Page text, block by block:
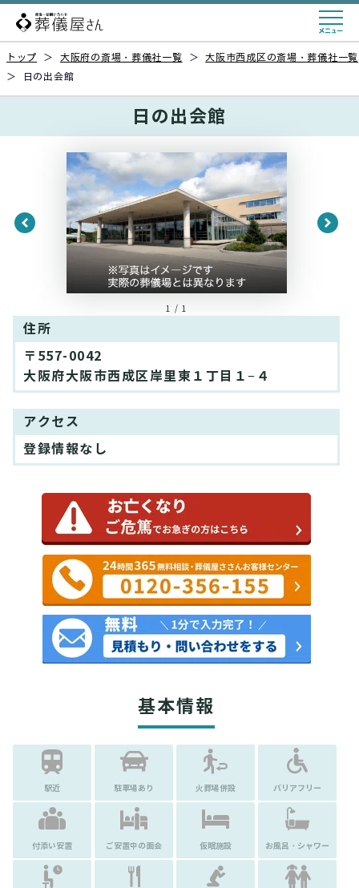
トップ ＞ 大阪府の斎場・葬儀社一覧 ＞
大阪市西成区の斎場・葬儀社一覧
＞
日の出会館
日の出会館
1 / 1
住所
〒557-0042
大阪府大阪市西成区岸里東１丁目１−４
アクセス
登録情報なし
基本情報
駅近 駐車場あり 火葬場併設 バリアフリー
付添い安置 ご安置中の面会 仮眠施設 お風呂・シャワー